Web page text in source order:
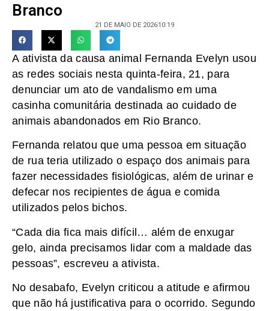
Branco
21 DE MAIO DE 202610:19
A ativista da causa animal Fernanda Evelyn usou
as redes sociais nesta quinta-feira, 21, para
denunciar um ato de vandalismo em uma
casinha comunitária destinada ao cuidado de
animais abandonados em Rio Branco.
Fernanda relatou que uma pessoa em situação
de rua teria utilizado o espaço dos animais para
fazer necessidades fisiológicas, além de urinar e
defecar nos recipientes de água e comida
utilizados pelos bichos.
“Cada dia fica mais difícil… além de enxugar
gelo, ainda precisamos lidar com a maldade das
pessoas”, escreveu a ativista.
No desabafo, Evelyn criticou a atitude e afirmou
que não há justificativa para o ocorrido. Segundo